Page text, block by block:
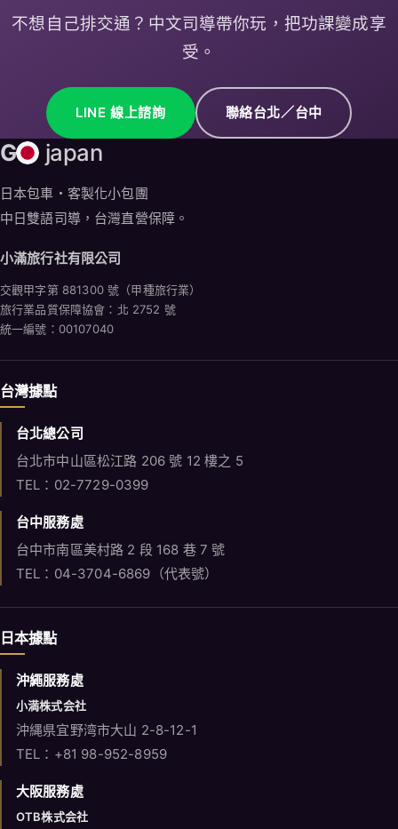
不想自己排交通？中文司導帶你玩，把功課變成享
受。
LINE 線上諮詢 聯絡台北／台中
G japan
日本包車・客製化小包團
中日雙語司導，台灣直營保障。
小滿旅行社有限公司
交觀甲字第 881300 號（甲種旅行業）
旅行業品質保障協會：北 2752 號
統一編號：00107040
台灣據點
台北總公司
台北市中山區松江路 206 號 12 樓之 5
TEL：02-7729-0399
台中服務處
台中市南區美村路 2 段 168 巷 7 號
TEL：04-3704-6869（代表號）
日本據點
沖繩服務處
小満株式会社
沖縄県宜野湾市大山 2-8-12-1
TEL：+81 98-952-8959
大阪服務處
OTB株式会社